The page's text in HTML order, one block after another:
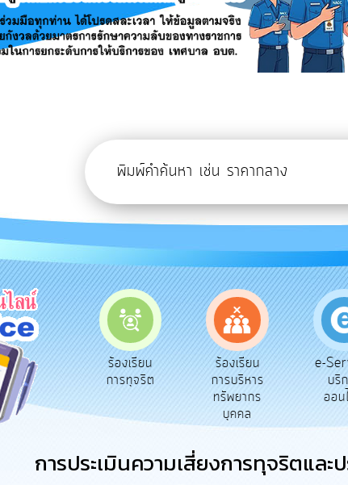
ร้องเรียน
ร้องทุกข์
ร้องเรียน
การทุจริต
ร้องเรียน
การบริหาร
ทรัพยากร
บุคคล
e-
บริ
ออน
การประเมินความเสี่ยงการทุจริตแล